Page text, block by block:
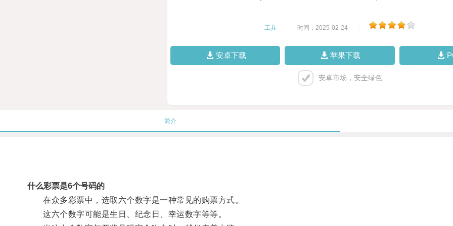
工具 时间：2025-02-24
安卓下载 苹果下载
安卓市场，安全绿色
简介
什么彩票是6个号码的
在众多彩票中，选取六个数字是一种常见的购票方式。
这六个数字可能是生日、纪念日、幸运数字等等。